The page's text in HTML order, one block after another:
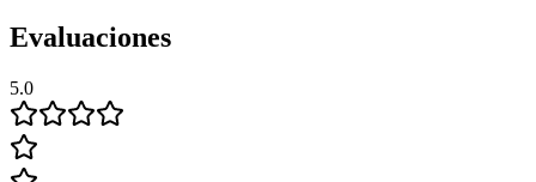
Evaluaciones
5.0